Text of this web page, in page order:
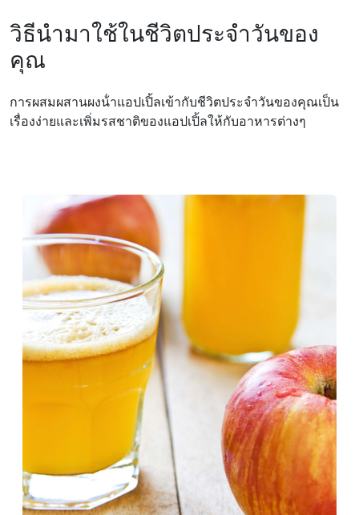
วิธีนำมาใช้ในชีวิตประจำวันของ
คุณ
การผสมผสานผงน้ําแอปเปิ้ลเข้ากับชีวิตประจําวันของคุณเป็น
เรื่องง่ายและเพิ่มรสชาติของแอปเปิ้ลให้กับอาหารต่างๆ